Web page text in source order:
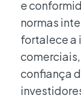
e
normas
fortalece a
confiança